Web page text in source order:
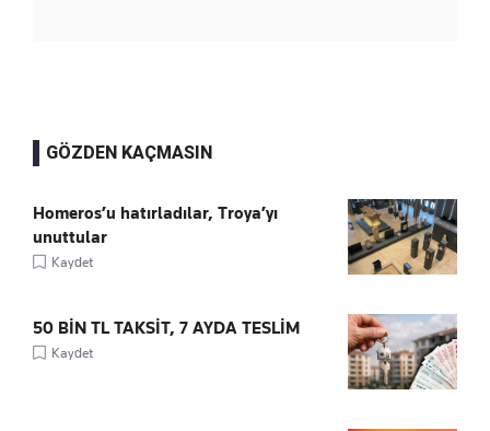
GÖZDEN KAÇMASIN
Homeros’u hatırladılar, Troya’yı
unuttular
Kaydet
50 BİN TL TAKSİT, 7 AYDA TESLİM
Kaydet